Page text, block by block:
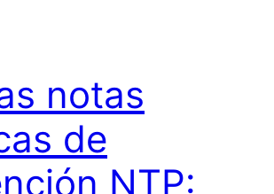
notas
de
NTP: